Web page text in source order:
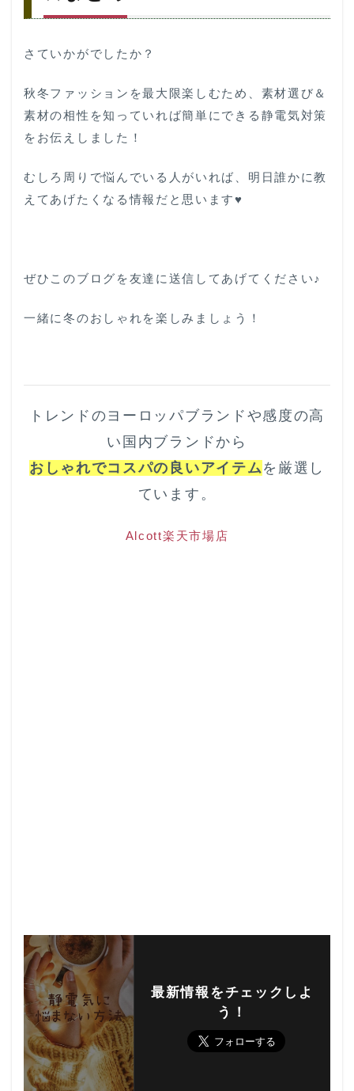
さていかがでしたか？
秋冬ファッションを最大限楽しむため、素材選び＆
素材の相性を知っていれば簡単にできる静電気対策
をお伝えしました！
むしろ周りで悩んでいる人がいれば、明日誰かに教
えてあげたくなる情報だと思います♥
ぜひこのブログを友達に送信してあげてください♪
一緒に冬のおしゃれを楽しみましょう！
トレンドのヨーロッパブランドや感度の高
い国内ブランドから
おしゃれでコスパの良いアイテム を厳選し
ています。
Alcott楽天市場店
最新情報をチェックしよ
う！